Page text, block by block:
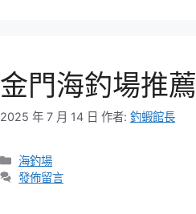
金門海釣場推薦
2025 年 7 月 14 日 作者: 釣蝦館長
分
類
海釣場
發佈留言